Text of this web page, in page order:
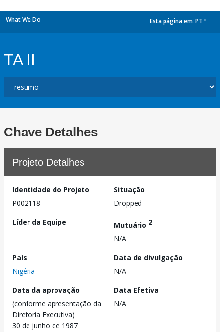
What We Do Esta página em: PT
TA II
Chave Detalhes
Projeto Detalhes
Identidade do Projeto
P002118
Situação
Dropped
Líder da Equipe
Mutuário 2
N/A
País
Nigéria
Data de divulgação
N/A
Data da aprovação
(conforme apresentação da
Diretoria Executiva)
30 de junho de 1987
Data Efetiva
N/A